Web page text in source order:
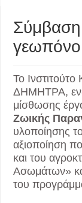
Το
ΔΗΜΗΤΡΑ,
μίσθωσης
Ζωικής
υλοποίησης
αξιοποίηση
και του
Ασωμάτων»
του